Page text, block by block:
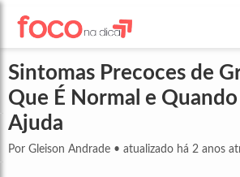
Sintomas Precoces de
Que É Normal e
Ajuda
Por Gleison Andrade • atualizado há 2 anos